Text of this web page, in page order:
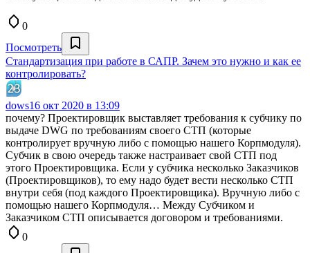
0
Посмотреть
Стандартизация при работе в САПР. Зачем это нужно и как ее
контролировать?
dows16 окт 2020 в 13:09
почему? Проектировщик выставляет требования к субчику по
выдаче DWG по требованиям своего СТП (которые
контролирует вручную либо с помощью нашего Корпмодуля).
Субчик в свою очередь также настраивает свой СТП под
этого Проектировщика. Если у субчика несколько Заказчиков
(Проектировщиков), то ему надо будет вести несколько СТП
внутри себя (под каждого Проектировщика). Вручную либо с
помощью нашего Корпмодуля… Между Субчиком и
Заказчиком СТП описывается договором и требованиями.
0